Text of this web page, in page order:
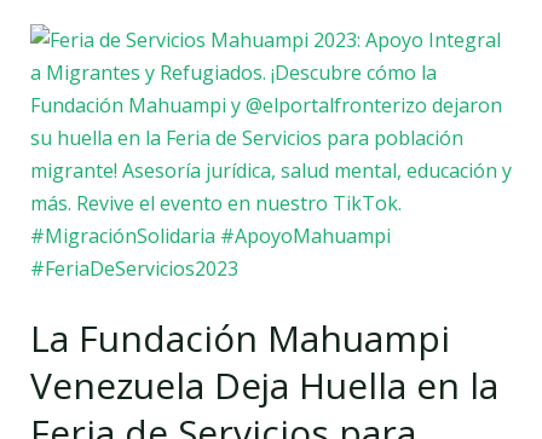
La Fundación Mahuampi
Venezuela Deja Huella en la
La
Fundación
Mahuampi
Venezuela
Deja
Huella
en
la
de
para
Migrantes